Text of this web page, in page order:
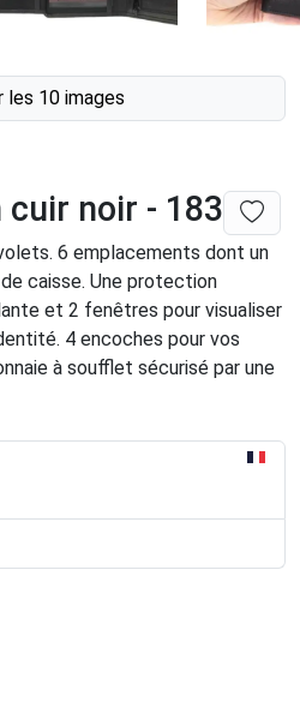
les 10 images
noir - 183
6 emplacements dont un
caisse. Une protection
et 2 fenêtres pour visualiser
4 encoches pour vos
à soufflet sécurisé par une